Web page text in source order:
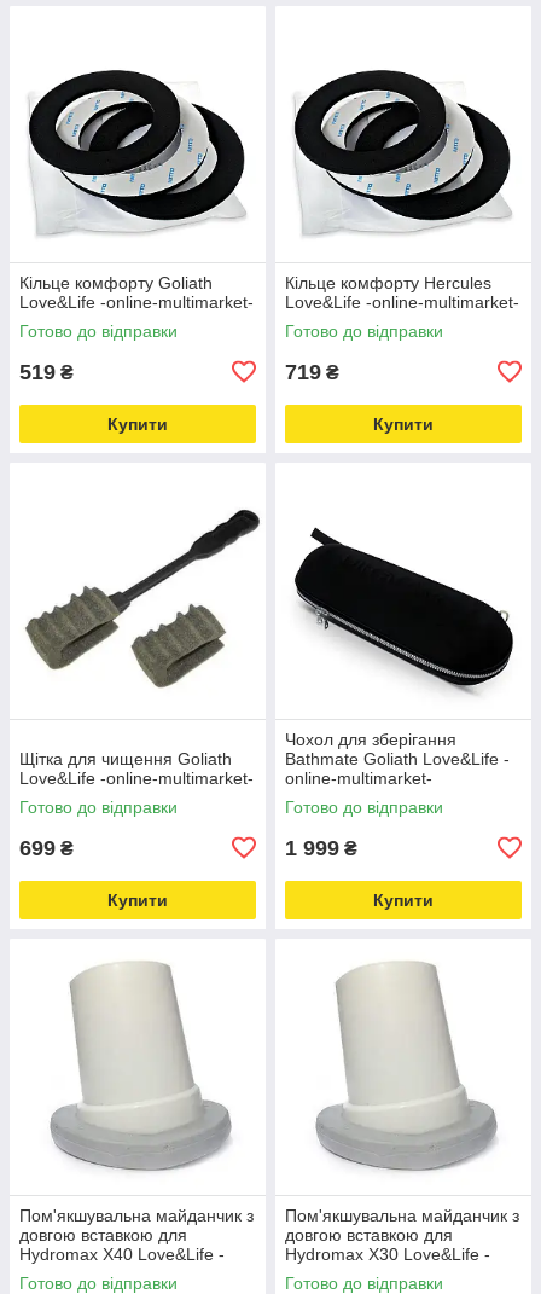
Кільце комфорту Goliath
Love&Life -online-multimarket-
Готово до відправки
519 ₴
Купити
Кільце комфорту Hercules
Love&Life -online-multimarket-
Готово до відправки
719 ₴
Купити
Щітка для чищення Goliath
Love&Life -online-multimarket-
Готово до відправки
699 ₴
Купити
Чохол для зберігання
Bathmate Goliath Love&Life -
online-multimarket-
Готово до відправки
1 999 ₴
Купити
Пом'якшувальна майданчик з
довгою вставкою для
Hydromax X40 Love&Life -
online-multimarket-
Готово до відправки
Пом'якшувальна майданчик з
довгою вставкою для
Hydromax X30 Love&Life -
online-multimarket-
Готово до відправки